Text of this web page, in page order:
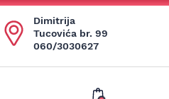
Dimitrija
Tucovića br. 99
060/3030627